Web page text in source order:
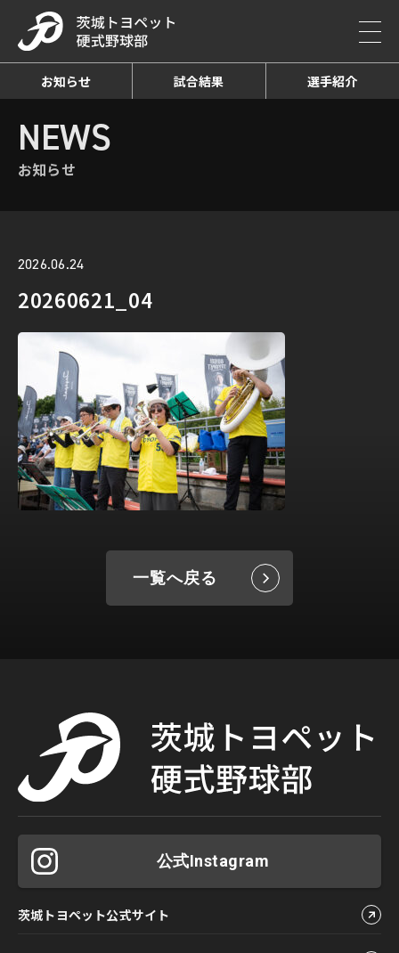
お知らせ 試合結果 選手紹介
HOME お知らせ詳細
NEWS
お知らせ
2026.06.24
20260621_04
一覧へ戻る
公式Instagram
茨城トヨペット公式サイト